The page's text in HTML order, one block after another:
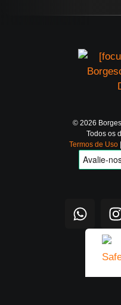
© 2026
Todos os
Termos de Uso